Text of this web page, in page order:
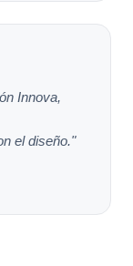
Innova,
el diseño."